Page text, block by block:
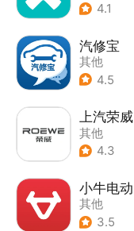
4.1
汽修宝
其他
4.5
上汽荣威
其他
4.3
小牛电动
其他
3.5